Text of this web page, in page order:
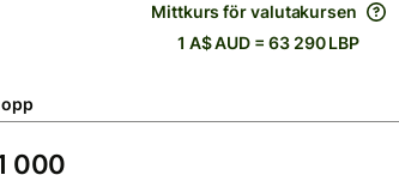
Mittkurs för valutakursen
1 A$ AUD = 63 290 LBP